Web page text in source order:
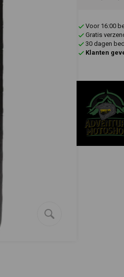
Voor 16:00
Gratis
30 dagen
Klanten